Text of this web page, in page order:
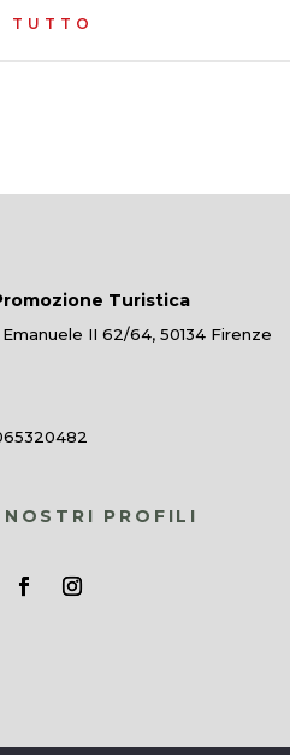
TUTTO
Turistica
II 62/64, 50134 Firenze
PROFILI